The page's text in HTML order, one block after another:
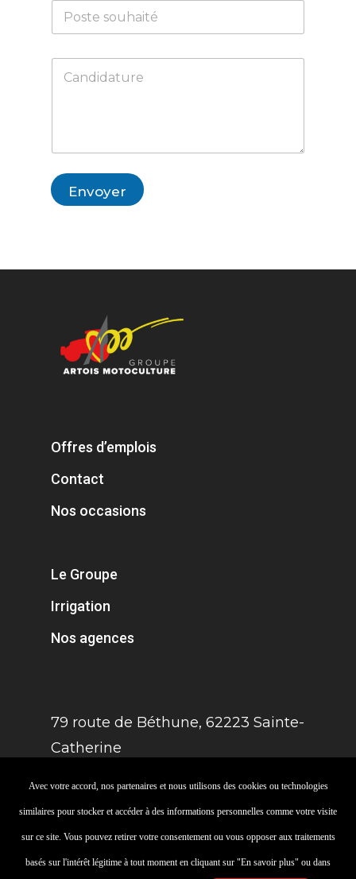
Envoyer
Offres d’emplois
Contact
Nos occasions
Le Groupe
Irrigation
Nos agences
79 route de Béthune, 62223 Sainte-
Catherine
© 2026 Groupe Artois Motoculture.
Avec votre accord, nos partenaires et nous utilisons des cookies ou technologies
similaires pour stocker et accéder à des informations personnelles comme votre visite
sur ce site. Vous pouvez retirer votre consentement ou vous opposer aux traitements
basés sur l'intérêt légitime à tout moment en cliquant sur "En savoir plus" ou dans